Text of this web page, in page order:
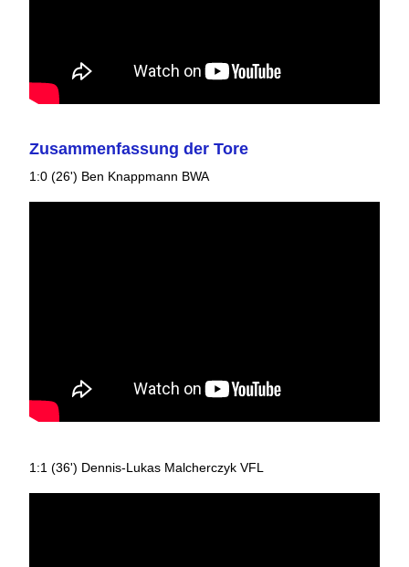
Zusammenfassung der Tore
1:0 (26') Ben Knappmann BWA
1:1 (36') Dennis-Lukas Malcherczyk VFL